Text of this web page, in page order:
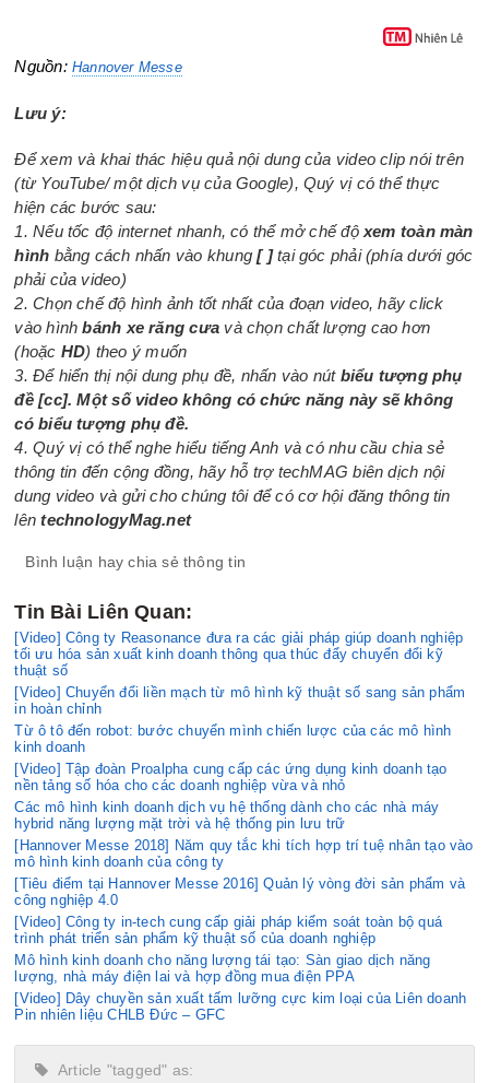
Nguồn:Hannover Messe
Lưu ý:
Để xem và khai thác hiệu quả nội dung của video clip nói trên
(từ YouTube/ một dịch vụ của Google), Quý vị có thể thực
hiện các bước sau:
1. Nếu tốc độ internet nhanh, có thể mở chế độxem toàn màn
hình bằng cách nhấn vào khung[ ]tại góc phải (phía dưới góc
phải của video)
2. Chọn chế độ hình ảnh tốt nhất của đoạn video, hãy click
vào hìnhbánh xe răng cưa và chọn chất lượng cao hơn
(hoặc HD) theo ý muốn
3. Để hiển thị nội dung phụ đề, nhấn vào nút biểu tượng phụ
đề [cc]. Một số video không có chức năng này sẽ không
có biểu tượng phụ đề.
4. Quý vị có thể nghe hiểu tiếng Anh và có nhu cầu chia sẻ
thông tin đến cộng đồng, hãy hỗ trợ techMAG biên dịch nội
dung video và gửi cho chúng tôi để có cơ hội đăng thông tin
lêntechnologyMag.net
Bình luận hay chia sẻ thông tin
Tin Bài Liên Quan:
[Video] Công ty Reasonance đưa ra các giải pháp giúp doanh nghiệp
tối ưu hóa sản xuất kinh doanh thông qua thúc đẩy chuyển đổi kỹ
thuật số
[Video] Chuyển đổi liền mạch từ mô hình kỹ thuật số sang sản phẩm
in hoàn chỉnh
Từ ô tô đến robot: bước chuyển mình chiến lược của các mô hình
kinh doanh
[Video] Tập đoàn Proalpha cung cấp các ứng dụng kinh doanh tạo
nền tảng số hóa cho các doanh nghiệp vừa và nhỏ
Các mô hình kinh doanh dịch vụ hệ thống dành cho các nhà máy
hybrid năng lượng mặt trời và hệ thống pin lưu trữ
[Hannover Messe 2018] Năm quy tắc khi tích hợp trí tuệ nhân tạo vào
mô hình kinh doanh của công ty
[Tiêu điểm tại Hannover Messe 2016] Quản lý vòng đời sản phẩm và
công nghiệp 4.0
[Video] Công ty in-tech cung cấp giải pháp kiểm soát toàn bộ quá
trình phát triển sản phẩm kỹ thuật số của doanh nghiệp
Mô hình kinh doanh cho năng lượng tái tạo: Sàn giao dịch năng
lượng, nhà máy điện lai và hợp đồng mua điện PPA
[Video] Dây chuyền sản xuất tấm lưỡng cực kim loại của Liên doanh
Pin nhiên liệu CHLB Đức – GFC
Article "tagged" as: